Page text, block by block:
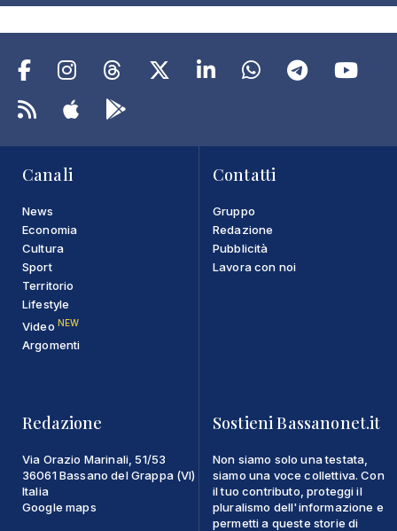
Canali
News
Economia
Cultura
Sport
Territorio
Lifestyle
Video NEW
Argomenti
Contatti
Gruppo
Redazione
Pubblicità
Lavora con noi
Redazione
Via Orazio Marinali, 51/53
36061 Bassano del Grappa (VI)
Italia
Google maps
Sostieni Bassanonet.it
Non siamo solo una testata,
siamo una voce collettiva. Con
il tuo contributo, proteggi il
pluralismo dell'informazione e
permetti a queste storie di